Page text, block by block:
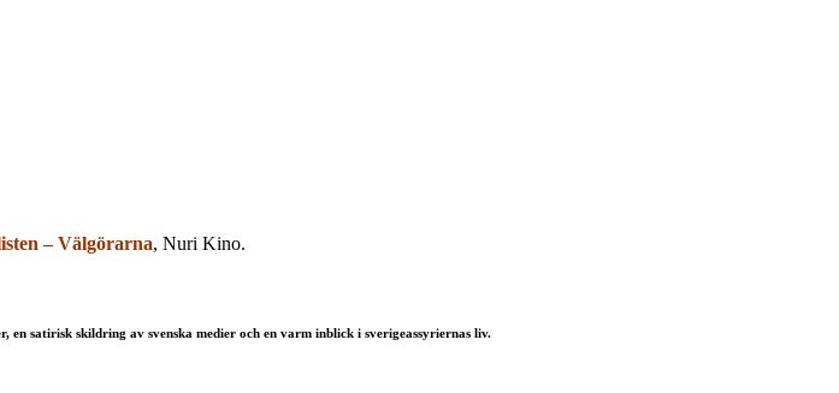
– Välgörarna, Nuri Kino.
satirisk skildring av svenska medier och en varm inblick i sverigeassyriernas liv.